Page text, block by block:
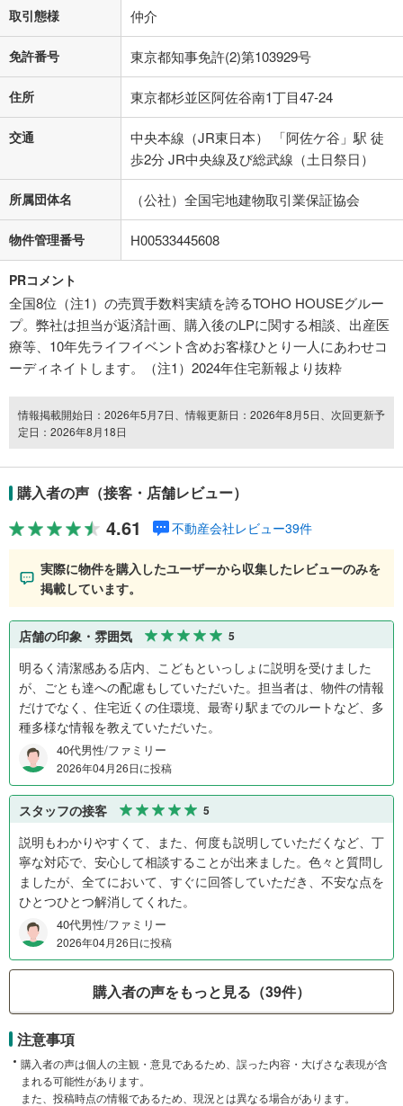
取引態様 仲介
免許番号 東京都知事免許(2)第103929号
住所 東京都杉並区阿佐谷南1丁目47-24
交通
中央本線（JR東日本） 「阿佐ケ谷」駅 徒
歩2分 JR中央線及び総武線（土日祭日）
所属団体名 （公社）全国宅地建物取引業保証協会
物件管理番号 H00533445608
PRコメント
全国8位（注1）の売買手数料実績を誇るTOHO HOUSEグルー
プ。弊社は担当が返済計画、購入後のLPに関する相談、出産医
療等、10年先ライフイベント含めお客様ひとり一人にあわせコ
ーディネイトします。（注1）2024年住宅新報より抜粋
情報掲載開始日：2026年5月7日、情報更新日：2026年8月5日、次回更新予
定日：2026年8月18日
購入者の声（接客・店舗レビュー）
4.61 不動産会社レビュー39件
実際に物件を購入したユーザーから収集したレビューのみを
掲載しています。
店舗の印象・雰囲気 5
明るく清潔感ある店内、こどもといっしょに説明を受けました
が、ごとも達への配慮もしていただいた。担当者は、物件の情報
だけでなく、住宅近くの住環境、最寄り駅までのルートなど、多
種多様な情報を教えていただいた。
40代男性/ファミリー
2026年04月26日に投稿
スタッフの接客 5
説明もわかりやすくて、また、何度も説明していただくなど、丁
寧な対応で、安心して相談することが出来ました。色々と質問し
ましたが、全てにおいて、すぐに回答していただき、不安な点を
ひとつひとつ解消してくれた。
40代男性/ファミリー
2026年04月26日に投稿
購入者の声をもっと見る（39件）
注意事項
購入者の声は個人の主観・意見であるため、誤った内容・大げさな表現が含
まれる可能性があります。
また、投稿時点の情報であるため、現況とは異なる場合があります。